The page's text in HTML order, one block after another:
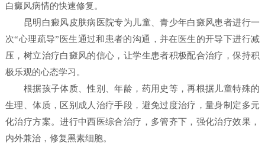
白癜风病情的快速修复。
昆明白癜风皮肤病医院专为儿童、青少年白癜风患者进行一
次“心理疏导”医生通过和患者的沟通，并在医生的开导下进行减
压，树立治疗白癜风的信心，让学生患者积极配合治疗，保持积
极乐观的心态学习。
根据孩子体质、性别、年龄，药用史等，再根据儿童特殊的
生理、体质，区别成人治疗手段，避免过度治疗，量身制定多元
化治疗方案。进行中西医综合治疗，多管齐下，强化治疗效果，
内外兼治，修复黑素细胞。